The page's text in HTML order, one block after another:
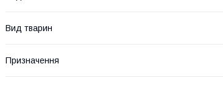
Вид тварин
Призначення